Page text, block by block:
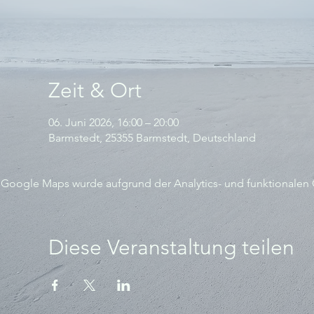
Zeit & Ort
06. Juni 2026, 16:00 – 20:00
Barmstedt, 25355 Barmstedt, Deutschland
Google Maps wurde aufgrund der Analytics- und
Diese Veranstaltung teilen